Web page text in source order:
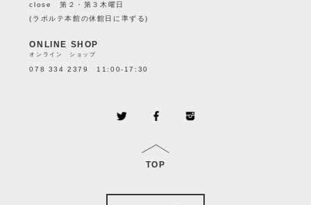
close 第２・第３木曜日
(ラポルテ本館の休館日に準ずる)
ONLINE SHOP
オンライン ショップ
078 334 2379 11:00-17:30
TOP